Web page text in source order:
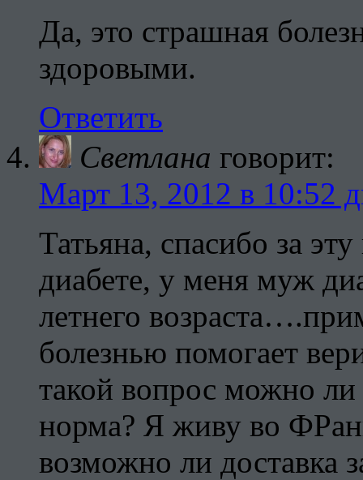
Да, это страшная
здоровыми.
Ответить
Светлана говорит:
Март 13, 2012 в 10:52
Татьяна, спасибо за
диабете, у меня муж
летнего
болезнью помогает
такой вопрос можно ли
норма? Я живу во
возможно ли доставка